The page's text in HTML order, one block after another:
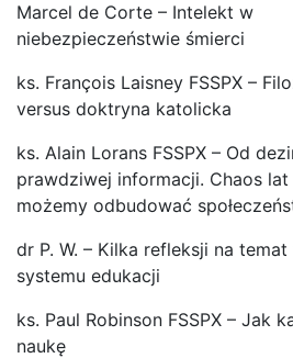
Marcel de Corte – Intelekt w
niebezpieczeństwie śmierci
ks. François Laisney FSSPX –
versus doktryna katolicka
ks. Alain Lorans FSSPX – Od
prawdziwej informacji. Chaos lat
możemy odbudować
dr P. W. – Kilka refleksji na
systemu edukacji
ks. Paul Robinson FSSPX – Jak
naukę